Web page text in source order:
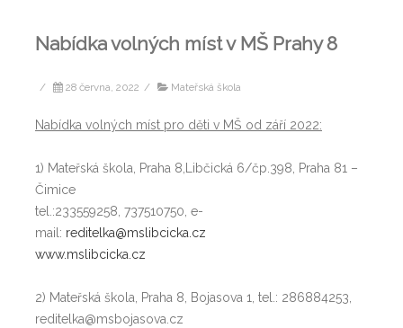
Nabídka volných míst v MŠ Prahy 8
/ 28 června, 2022 / Mateřská škola
Nabídka volných míst pro děti v MŠ od září 2022:
1) Mateřská škola, Praha 8,Libčická 6/čp.398, Praha 81 –
Čimice
tel.:233559258, 737510750, e-
mail: reditelka@mslibcicka.cz
www.mslibcicka.cz
2) Mateřská škola, Praha 8, Bojasova 1, tel.: 286884253,
reditelka@msbojasova.cz